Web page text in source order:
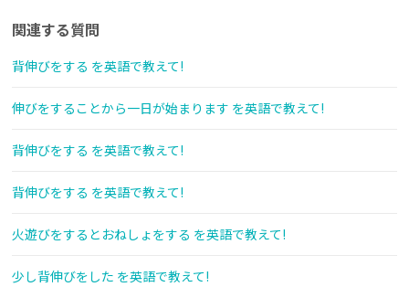
関連する質問
背伸びをする を英語で教えて!
伸びをすることから一日が始まります を英語で教えて!
背伸びをする を英語で教えて!
背伸びをする を英語で教えて!
火遊びをするとおねしょをする を英語で教えて!
少し背伸びをした を英語で教えて!